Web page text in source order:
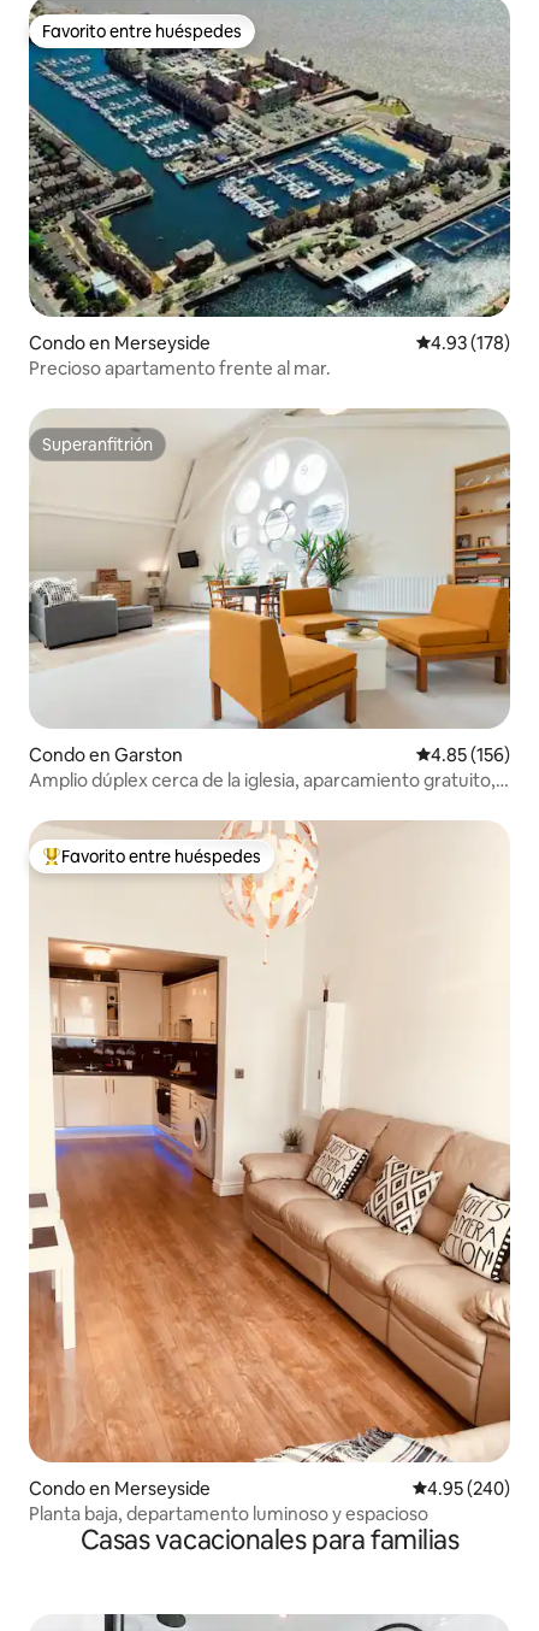
Favorito entre huéspedes
Favorito entre huéspedes
Condo en Merseyside Calificación
4.93 (178)
Precioso apartamento frente al mar.
Superanfitrión
Superanfitrión
Condo en Garston Calificación
4.85 (156)
Amplio dúplex cerca de la iglesia, aparcamiento gratuito, a
Favorito entre huéspedes preferido
Favorito entre huéspedes
Condo en Merseyside Calificación
4.95 (240)
Planta baja, departamento luminoso y espacioso
Casas vacacionales para familias